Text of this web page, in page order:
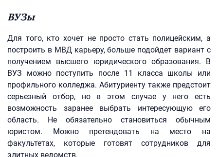
ВУЗы
Для того, кто хочет не просто стать полицейским, а
построить в МВД карьеру, больше подойдет вариант с
получением высшего юридического образования. В
ВУЗ можно поступить после 11 класса школы или
профильного колледжа. Абитуриенту также предстоит
серьезный отбор, но в этом случае у него есть
возможность заранее выбрать интересующую его
область. Не обязательно становиться обычным
юристом. Можно претендовать на место на
факультетах, которые готовят сотрудников для
элитных ведомств.